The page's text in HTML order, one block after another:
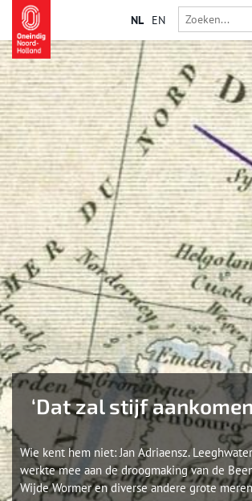
NL EN
‘Dat zal stijf
Wie kent hem niet: Jan Adriaensz.
werkte mee aan de droogmaking van de
Wijde Wormer en diverse andere grote